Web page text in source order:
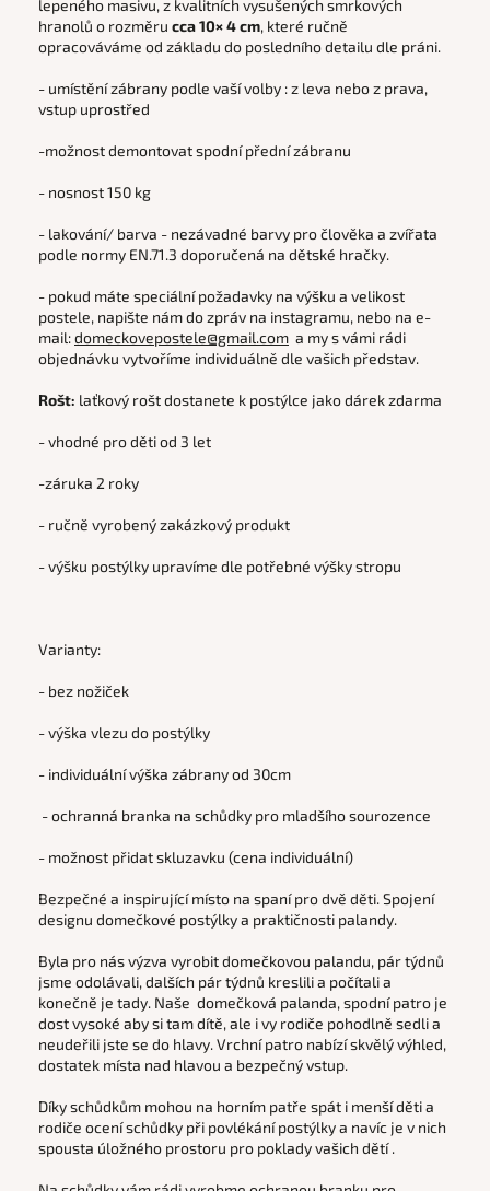
lepeného masivu,z kvalitních vysušených smrkových
hranolů o rozměru cca 10× 4 cm, které ručně
opracováváme od základu do posledního detailu dle práni.
- umístění zábrany podle vaší volby : z leva nebo z prava,
vstup uprostřed
-možnost demontovat spodní přední zábranu
- nosnost 150 kg
- lakování/ barva - nezávadné barvy pro člověka a zvířata
podle normy EN.71.3 doporučená na dětské hračky.
- pokud máte speciální požadavky na výšku a velikost
postele, napište nám do zpráv na instagramu, nebo na e-
mail:domeckovepostele@gmail.com a my s vámi rádi
objednávku vytvoříme individuálně dle vašich představ.
Rošt: laťkový rošt dostanete k postýlce jako dárek zdarma
- vhodné pro děti od 3 let
-záruka 2 roky
- ručně vyrobený zakázkový produkt
- výšku postýlky upravíme dle potřebné výšky stropu
Varianty:
- bez nožiček
- výška vlezu do postýlky
- individuální výška zábrany od 30cm
- ochranná branka na schůdky pro mladšího sourozence
- možnost přidat skluzavku (cena individuální)
Bezpečné a inspirující místo na spaní pro dvě děti. Spojení
designu domečkové postýlky a praktičnosti palandy.
Byla pro nás výzva vyrobit domečkovou palandu, pár týdnů
jsme odolávali, dalších pár týdnů kreslili a počítali a
konečně je tady. Naše domečková palanda, spodní patro je
dost vysoké aby si tam dítě, ale i vy rodiče pohodlně sedli a
neudeřili jste se do hlavy. Vrchní patro nabízí skvělý výhled,
dostatek místa nad hlavou a bezpečný vstup.
Díky schůdkům mohou na horním patře spát i menší děti a
rodiče ocení schůdky při povlékání postýlky a navíc je v nich
spousta úložného prostoru pro poklady vašich dětí.